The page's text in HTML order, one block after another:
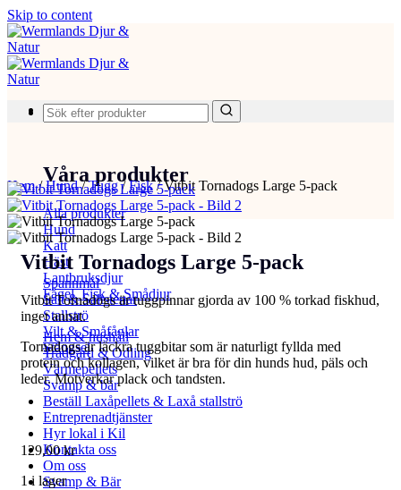
Skip to content
Produkter
Våra produkter
Alla produkter
Hund
Katt
Häst
Lantbruksdjur
Fågel, Fisk & Smådjur
Spannmål
Salt & Saltstenar
Stallströ
Vilt & Småfåglar
Stängsel
Hem & hushåll
Trädgård & Odling
Värmepellets
Svamp & bär
Beställ Laxåpellets & Laxå stallströ
Entreprenadtjänster
Hyr lokal i Kil
Kontakta oss
Om oss
Svamp & Bär
Hem/Hund/Tugg/Fisk/Vitbit Tornadogs Large 5-pack
Vitbit Tornadogs Large 5-pack
Vitbit Tornadogs är tuggpinnar gjorda av 100 % torkad fiskhud,
inget annat.
Tornadogs är läckra tuggbitar som är naturligt fyllda med
protein och kollagen, vilket är bra för din hunds hud, päls och
leder. Motverkar plack och tandsten.
129,00kr
1 i lager